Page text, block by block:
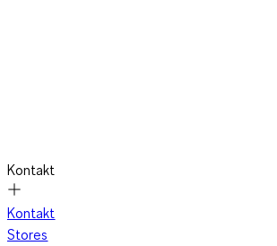
Kontakt
Kontakt
Stores